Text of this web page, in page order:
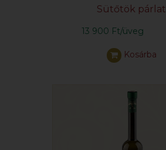
Sütőtök párlat
13 900 Ft/üveg
Kosárba